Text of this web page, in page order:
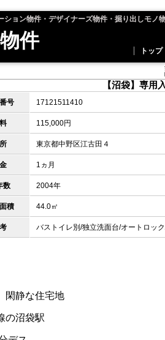
ョン物件・デザイナーズ物件・掘り出しモノ
件 トップ
【沼袋】専用
号 17121511410
115,000円
東京都中野区江古田４
1ヵ月
数 2004年
積 44.0㎡
バストイレ別/独立洗面台/オートロッ
閑静な住宅地
の沼袋駅